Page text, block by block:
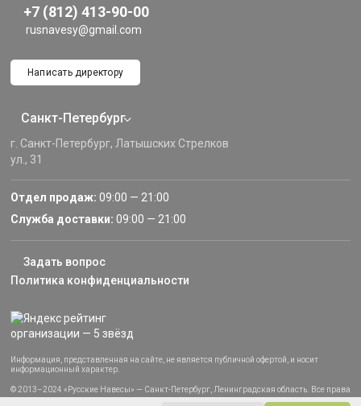
+7 (812) 413-90-00
rusnavesy@gmail.com
Написать директору
Санкт-Петербург
г. Санкт-Петербург, Латышских Стрелков
ул., 31
Отдел продаж: 09:00 — 21:00
Служба доставки: 09:00 — 21:00
Задать вопрос
Политика конфиденциальности
Информация, представленная на сайте, не является публичной офертой, и носит
информационный характер.
© 2013–2024 «Русские Навесы» — Санкт-Петербург, Ленинградская область. Все права
защищены.